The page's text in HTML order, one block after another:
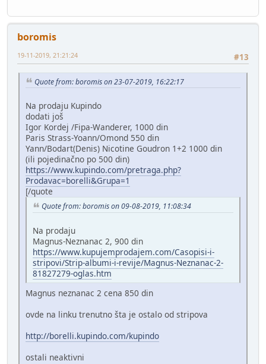
boromis
#13
19-11-2019, 21:21:24
Quote from: boromis on 23-07-2019, 16:22:17
Na prodaju Kupindo
dodati još
Igor Kordej /Fipa-Wanderer, 1000 din
Paris Strass-Yoann/Omond 550 din
Yann/Bodart(Denis) Nicotine Goudron 1+2 1000 din
(ili pojedinačno po 500 din)
https://www.kupindo.com/pretraga.php?
Prodavac=borelli&Grupa=1
[/quote
Quote from: boromis on 09-08-2019, 11:08:34
Na prodaju
Magnus-Neznanac 2, 900 din
https://www.kupujemprodajem.com/Casopisi-i-
stripovi/Strip-albumi-i-revije/Magnus-Neznanac-2-
81827279-oglas.htm
Magnus neznanac 2 cena 850 din
ovde na linku trenutno šta je ostalo od stripova
http://borelli.kupindo.com/kupindo
ostali neaktivni